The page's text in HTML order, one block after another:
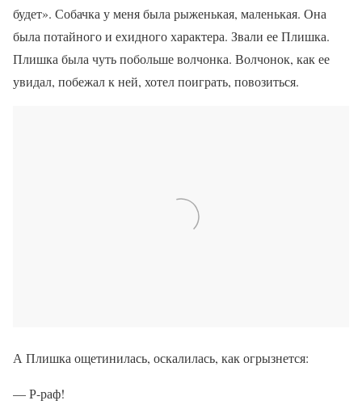
будет». Собачка у меня была рыженькая, маленькая. Она
была потайного и ехидного характера. Звали ее Плишка.
Плишка была чуть побольше волчонка. Волчонок, как ее
увидал, побежал к ней, хотел поиграть, повозиться.
А Плишка ощетинилась, оскалилась, как огрызнется:
— Р-раф!